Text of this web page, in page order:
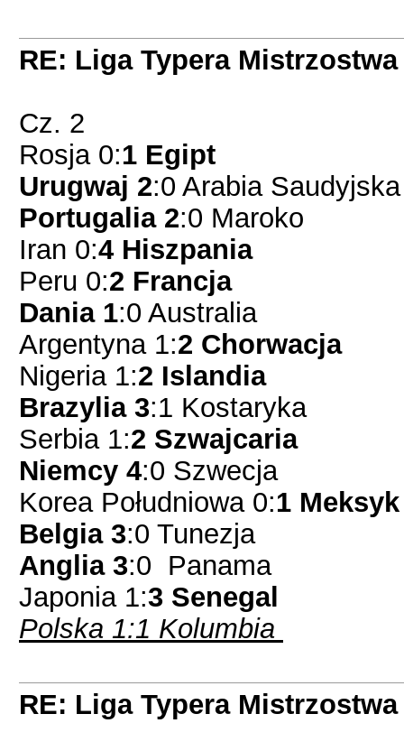
RE: Liga Typera Mistrzostwa
Cz. 2
Rosja 0:1 Egipt
Urugwaj 2:0 Arabia Saudyjska
Portugalia 2:0 Maroko
Iran 0:4 Hiszpania
Peru 0:2 Francja
Dania 1:0 Australia
Argentyna 1:2 Chorwacja
Nigeria 1:2 Islandia
Brazylia 3:1 Kostaryka
Serbia 1:2 Szwajcaria
Niemcy 4:0 Szwecja
Korea Południowa 0:1 Meksyk
Belgia 3:0 Tunezja
Anglia 3:0 Panama
Japonia 1:3 Senegal
Polska 1:1 Kolumbia
RE: Liga Typera Mistrzostwa